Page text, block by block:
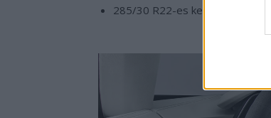
285/30 R22-es kerékméret